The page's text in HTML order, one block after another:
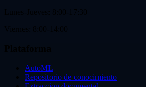
AutoML
Repositorio de conocimiento